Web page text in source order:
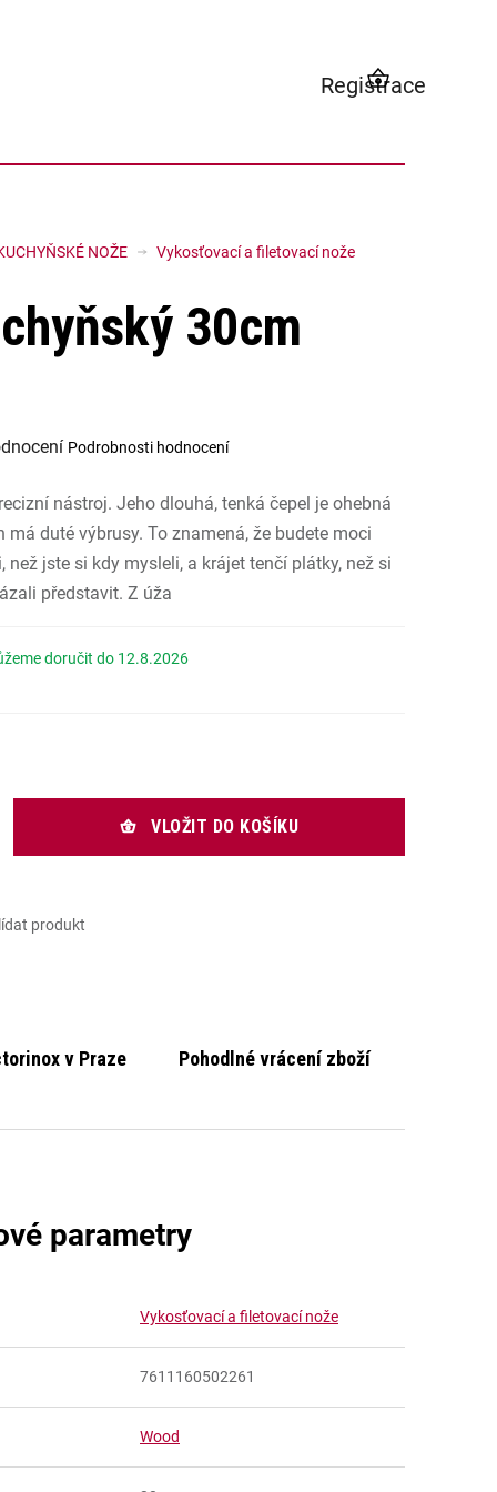
Registrace
NÁKUPNÍ
KOŠÍK
NOŽE Vykosťovací a filetovací nože
30cm
Podrobnosti hodnocení
nástroj. Jeho dlouhá, tenká čepel je ohebná
má duté výbrusy. To znamená, že budete moci
než jste si kdy mysleli, a krájet tenčí plátky, než si
představit. Z úža
12.8.2026
VLOŽIT DO KOŠÍKU
produkt
v Praze Pohodlné vrácení zboží
parametry
Vykosťovací a filetovací nože
7611160502261
Wood